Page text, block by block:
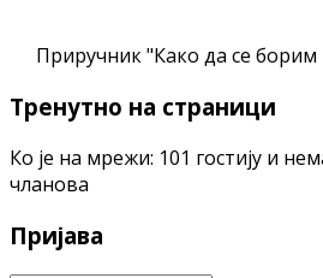
Приручник "Како да се борим
Тренутно на страници
Ко је на мрежи: 101 гостију и
чланова
Пријава